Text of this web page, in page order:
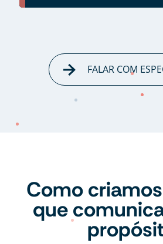
FALAR COM
Como
que